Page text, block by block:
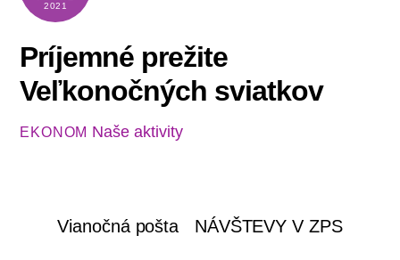
2021
Príjemné prežite
Veľkonočných sviatkov
EKONOM Naše aktivity
Vianočná pošta NÁVŠTEVY V ZPS